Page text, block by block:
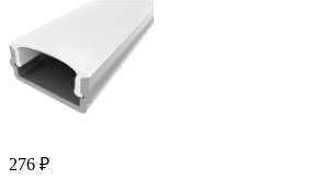
276 ₽